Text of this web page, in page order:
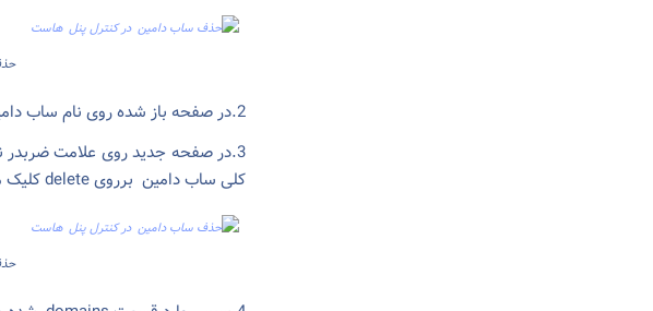
2.در صفحه باز شده روی نام ساب دامین کلیک میکنیم.
3.در صفحه جدید روی علامت
کلی ساب دامین برروی delete کلیک میکنیم.